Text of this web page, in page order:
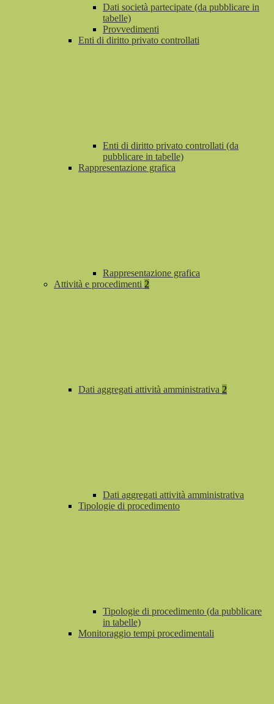
Dati società partecipate (da pubblicare in
tabelle)
Provvedimenti
Enti di diritto privato controllati
Enti di diritto privato controllati (da
pubblicare in tabelle)
Rappresentazione grafica
Rappresentazione grafica
Attività e procedimenti 2
Dati aggregati attività amministrativa 2
Dati aggregati attività amministrativa
Tipologie di procedimento
Tipologie di procedimento (da pubblicare
in tabelle)
Monitoraggio tempi procedimentali